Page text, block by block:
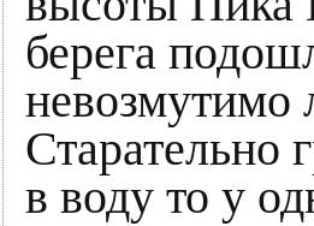
берега
невозмутимо
Старательно
в воду то у